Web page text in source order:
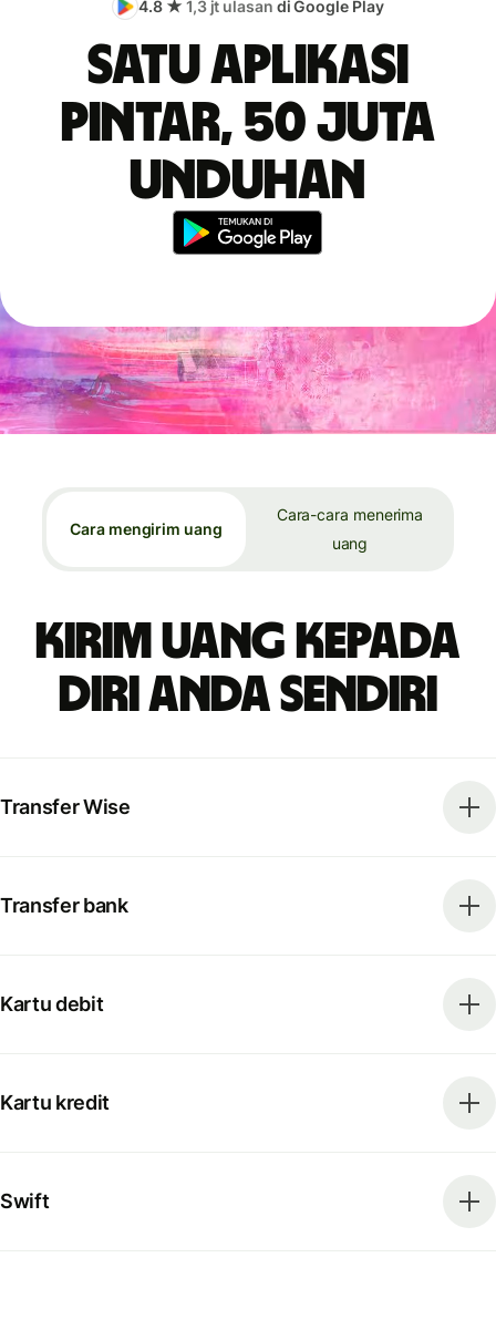
4.8 ★ 1,3 jt ulasan di Google Play
Satu aplikasi
pintar, 50 juta
unduhan
Cara mengirim uang
Cara-cara menerima
uang
Kirim uang kepada
diri Anda sendiri
Transfer Wise
Transfer bank
Kartu debit
Kartu kredit
Swift